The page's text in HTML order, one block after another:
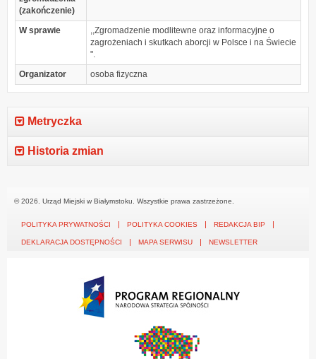
(zakończenie)
W sprawie
,,Zgromadzenie modlitewne oraz informacyjne o
zagrożeniach i skutkach aborcji w Polsce i na Świecie
".
Organizator
osoba fizyczna
Metryczka
Historia zmian
© 2026. Urząd Miejski w Białymstoku. Wszystkie prawa zastrzeżone.
POLITYKA PRYWATNOŚCI POLITYKA COOKIES REDAKCJA BIP
DEKLARACJA DOSTĘPNOŚCI MAPA SERWISU NEWSLETTER